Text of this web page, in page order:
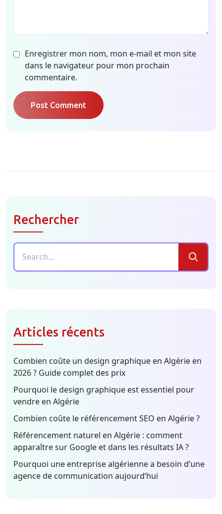
Enregistrer mon nom, mon e-mail et mon site
dans le navigateur pour mon prochain
commentaire.
Post Comment
Rechercher
Articles récents
Combien coûte un design graphique en Algérie en
2026 ? Guide complet des prix
Pourquoi le design graphique est essentiel pour
vendre en Algérie
Combien coûte le référencement SEO en Algérie ?
Référencement naturel en Algérie : comment
apparaître sur Google et dans les résultats IA ?
Pourquoi une entreprise algérienne a besoin d’une
agence de communication aujourd’hui